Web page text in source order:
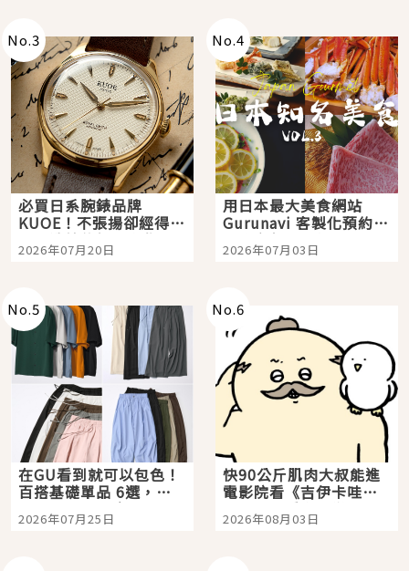
No.3
必買日系腕錶品牌
KUOE！不張揚卻經得起
時間洗鍊的經典之作五
選
2026年07月20日
No.4
用日本最大美食網站
Gurunavi 客製化預約九
大都市餐廳，打造專屬
美食體驗！
2026年07月03日
No.5
在GU看到就可以包色！
百搭基礎單品 6選，閉
眼全收也不心疼
2026年07月25日
No.6
快90公斤肌肉大叔能進
電影院看《吉伊卡哇》
嗎？日本重金屬樂團
「打首」會長與nagano
2026年08月03日